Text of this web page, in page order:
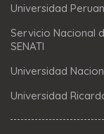
Universidad
Servicio Nacional
SENATI
Universidad
Universidad